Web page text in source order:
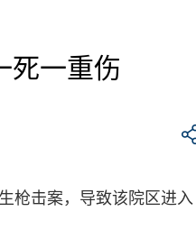
死一重伤
枪击案，导致该院区进入